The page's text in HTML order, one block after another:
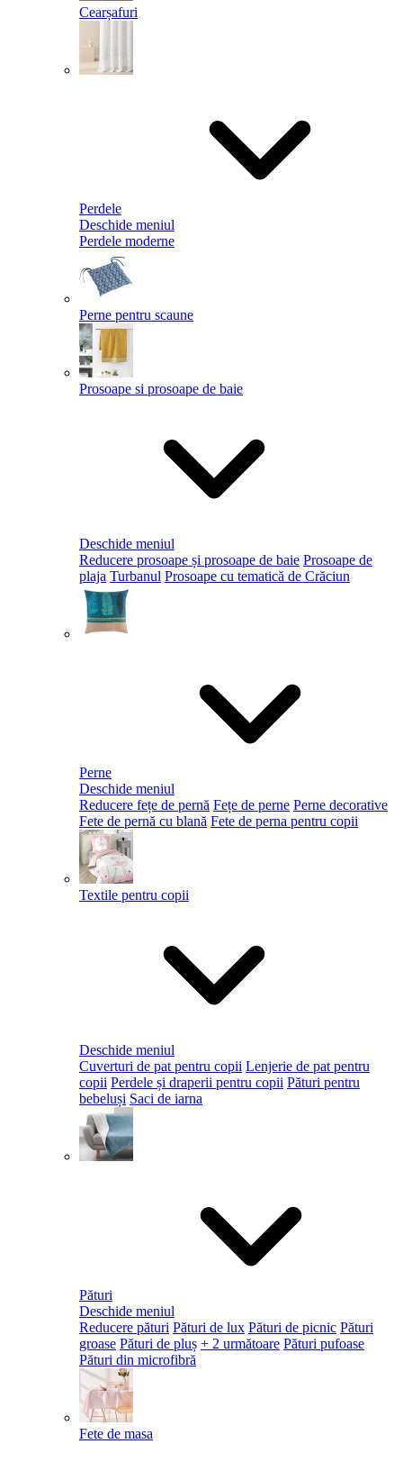
Cearșafuri
Perdele
Deschide meniul
Perdele moderne
Perne pentru scaune
Prosoape si prosoape de baie
Deschide meniul
Reducere prosoape și prosoape de baie Prosoape de
plaja Turbanul Prosoape cu tematică de Crăciun
Perne
Deschide meniul
Reducere fețe de pernă Fețe de perne Perne decorative
Fete de pernă cu blană Fete de perna pentru copii
Textile pentru copii
Deschide meniul
Cuverturi de pat pentru copii Lenjerie de pat pentru
copii Perdele și draperii pentru copii Pături pentru
bebeluși Saci de iarna
Pături
Deschide meniul
Reducere pături Pături de lux Pături de picnic Pături
groase Pături de pluș + 2 următoare Pături pufoase
Pături din microfibră
Fete de masa